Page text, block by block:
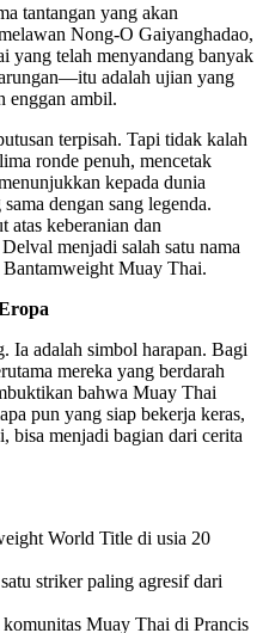
tantangan yang akan
Nong-O Gaiyanghadao,
yang telah menyandang banyak
adalah ujian yang
enggan ambil.
terpisah. Tapi tidak kalah
ronde penuh, mencetak
kepada dunia
dengan sang legenda.
atas keberanian dan
menjadi salah satu nama
Muay Thai.
Ia adalah simbol harapan. Bagi
mereka yang berdarah
bahwa Muay Thai
pun yang siap bekerja keras,
bisa menjadi bagian dari cerita
World Title di usia 20
striker paling agresif dari
Muay Thai di Prancis